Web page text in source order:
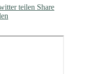
teilen Share